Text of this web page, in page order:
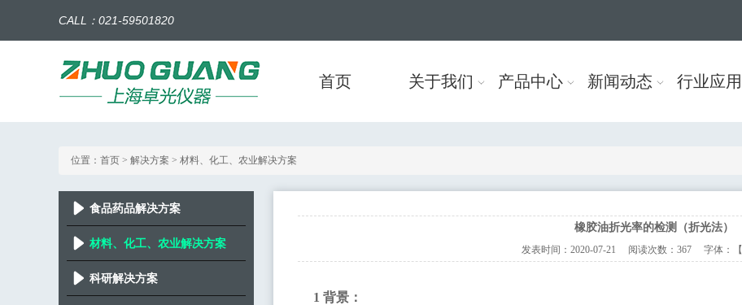
CALL：021-59501820
首页 关于我们 产品中心 新闻动态 行业应用
位置： 首页 > 解决方案 > 材料、化工、农业解决方案
食品药品解决方案
材料、化工、农业解决方案
科研解决方案
橡胶油折光率的检测（折光法）
发表时间： 2020-07-21 阅读次数： 367 字体：【
1 背景：